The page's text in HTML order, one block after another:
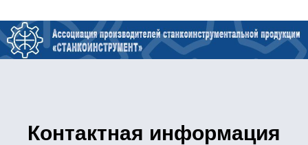
Контактная информация